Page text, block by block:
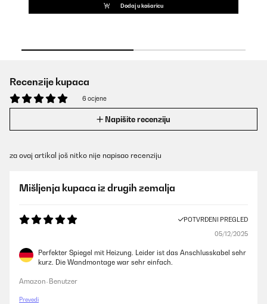
Dodaj u košaricu
Recenzije kupaca
6 ocjene
Napišite recenziju
za ovaj artikal još nitko nije napisao recenziju
Mišljenja kupaca iz drugih zemalja
POTVRĐENI PREGLED
05/12/2025
Perfekter Spiegel mit Heizung. Leider ist das Anschlusskabel sehr
kurz. Die Wandmontage war sehr einfach.
Amazon-Benutzer
Prevedi